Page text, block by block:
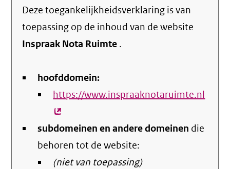
Deze toegankelijkheidsverklaring is van
toepassing op de inhoud van de website
Inspraak Nota Ruimte .
hoofddomein:
https://www.inspraaknotaruimte.nl
subdomeinen en andere domeinen die
behoren tot de website:
(niet van toepassing)